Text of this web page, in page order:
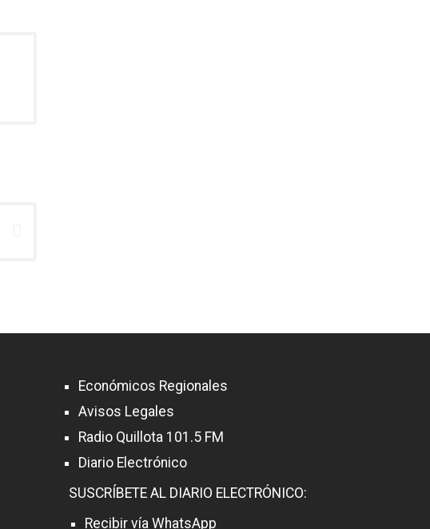
Económicos Regionales
Avisos Legales
Radio Quillota 101.5 FM
Diario Electrónico
SUSCRÍBETE AL DIARIO ELECTRÓNICO:
Recibir vía WhatsApp